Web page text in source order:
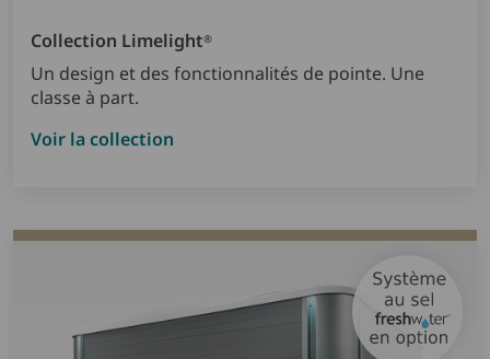
Collection Limelight®
Un design et des fonctionnalités de pointe. Une
classe à part.
Voir la collection